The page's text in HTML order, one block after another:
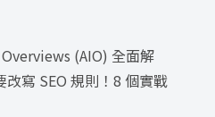
(AIO) 全面解
改寫 SEO 規則！8 個實戰